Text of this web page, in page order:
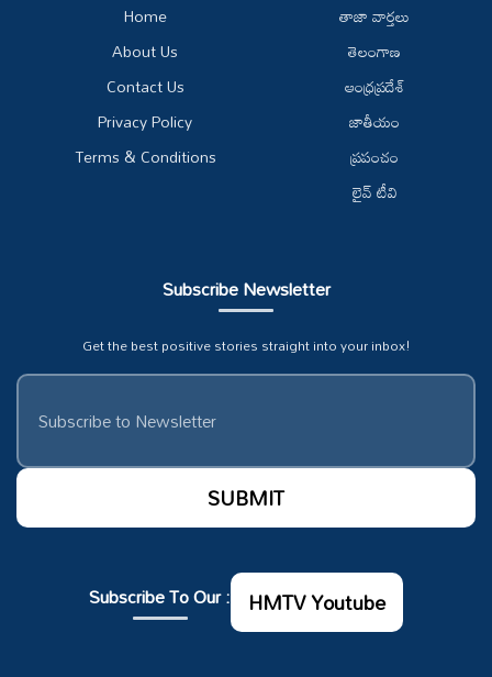
Home
About Us
Contact Us
Privacy Policy
Terms & Conditions
తాజా వార్తలు
తెలంగాణ
ఆంధ్రప్రదేశ్
జాతీయం
ప్రపంచం
లైవ్ టీవి
Subscribe Newsletter
Get the best positive stories straight into your inbox!
Subscribe To Our : HMTV Youtube